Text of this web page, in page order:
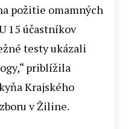
požitie omamných
15 účastníkov
testy ukázali
priblížila
Krajského
v Žiline.